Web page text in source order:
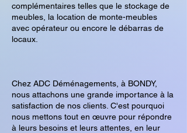
complémentaires telles que le stockage de
meubles, la location de monte-meubles
avec opérateur ou encore le débarras de
locaux.
Chez ADC Déménagements, à BONDY,
nous attachons une grande importance à la
satisfaction de nos clients. C'est pourquoi
nous mettons tout en œuvre pour répondre
à leurs besoins et leurs attentes, en leur